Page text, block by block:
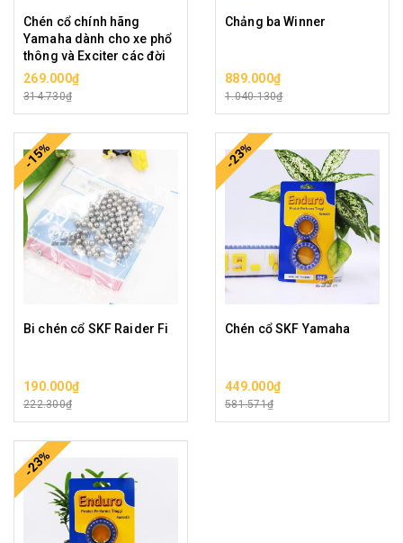
Chén cổ chính hãng
Yamaha dành cho xe phổ
thông và Exciter các đời
269.000₫
314.730₫
Chảng ba Winner
889.000₫
1.040.130₫
-15%
Bi chén cổ SKF Raider Fi
190.000₫
222.300₫
-23%
Chén cổ SKF Yamaha
449.000₫
581.571₫
-23%